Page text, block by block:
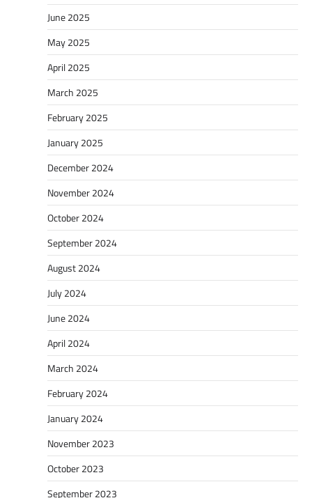
June 2025
May 2025
April 2025
March 2025
February 2025
January 2025
December 2024
November 2024
October 2024
September 2024
August 2024
July 2024
June 2024
April 2024
March 2024
February 2024
January 2024
November 2023
October 2023
September 2023